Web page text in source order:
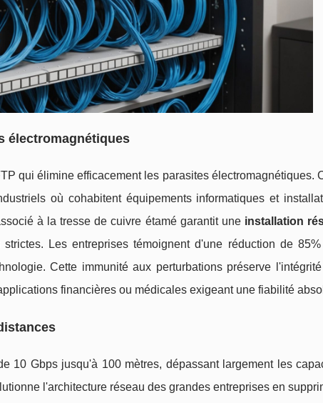
électromagnétiques
quiélimine efficacement les parasites électromagnétiques.
où cohabitent équipements informatiques et
à la tresse de cuivre étamé garantit une installation
Les entreprises témoignent d'une réduction de
Cette immunité aux perturbations préserve
financières ou médicales exigeant une fiabilité
10 Gbps jusqu'à 100 mètres, dépassant largement les
l'architecture réseau des grandes entreprises en